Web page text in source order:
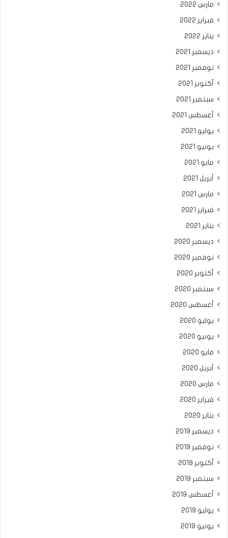
مارس 2022
فبراير 2022
يناير 2022
ديسمبر 2021
نوفمبر 2021
أكتوبر 2021
سبتمبر 2021
أغسطس 2021
يوليو 2021
يونيو 2021
مايو 2021
أبريل 2021
مارس 2021
فبراير 2021
يناير 2021
ديسمبر 2020
نوفمبر 2020
أكتوبر 2020
سبتمبر 2020
أغسطس 2020
يوليو 2020
يونيو 2020
مايو 2020
أبريل 2020
مارس 2020
فبراير 2020
يناير 2020
ديسمبر 2019
نوفمبر 2019
أكتوبر 2019
سبتمبر 2019
أغسطس 2019
يوليو 2019
يونيو 2019